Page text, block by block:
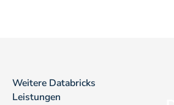
Weitere Databricks
Leistungen